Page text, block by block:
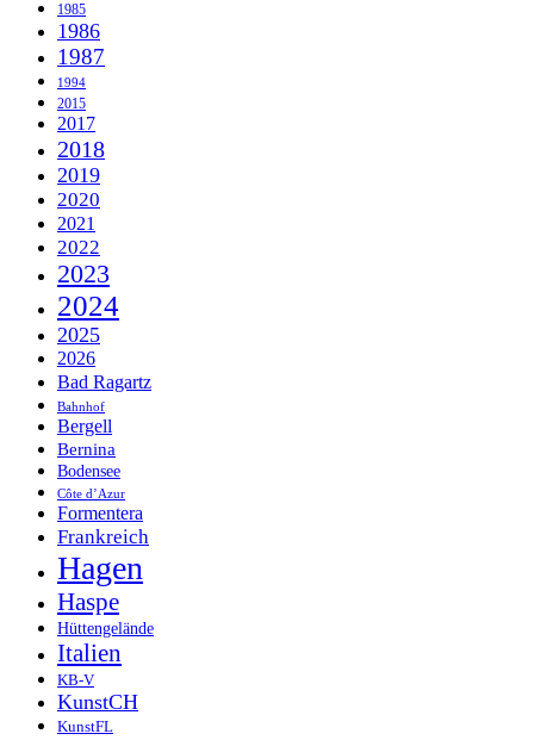
1985
1986
1987
1994
2015
2017
2018
2019
2020
2021
2022
2023
2024
2025
2026
Bad Ragartz
Bahnhof
Bergell
Bernina
Bodensee
Côte d’Azur
Formentera
Frankreich
Hagen
Haspe
Hüttengelände
Italien
KB-V
KunstCH
KunstFL